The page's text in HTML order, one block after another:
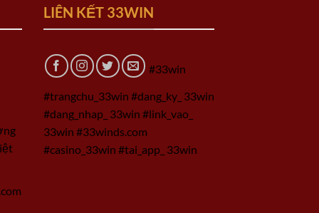
LIÊN KẾT 33WIN
#33win
#trangchu_33win #dang_ky_ 33win
#dang_nhap_ 33win #link_vao_
33win #33winds.com
#casino_33win #tai_app_ 33win